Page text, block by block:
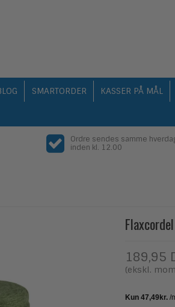
SMARTORDER KASSER PÅ MÅL
Ordre sendes samme
inden kl. 12.00
189,95
(ekskl.